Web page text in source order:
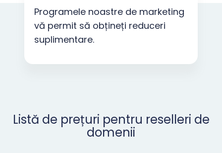
Programele noastre de marketing
vă permit să obțineți reduceri
suplimentare.
Listă de prețuri pentru reselleri de
domenii